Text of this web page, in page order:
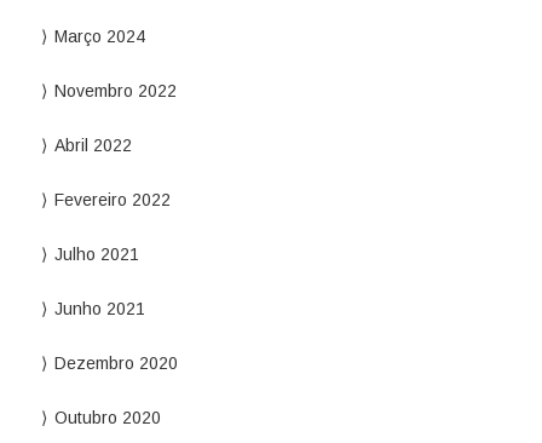
Março 2024
Novembro 2022
Abril 2022
Fevereiro 2022
Julho 2021
Junho 2021
Dezembro 2020
Outubro 2020